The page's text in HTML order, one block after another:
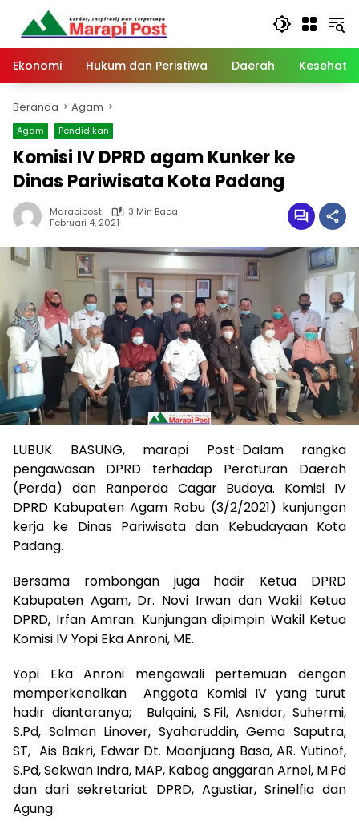
Langsung
konten
Ekonomi
Hukum dan Peristiwa Daerah
Beranda Agam
Agam Pendidikan
Komisi IV DPRD agam Kunker ke
Dinas Pariwisata Kota Padang
Marapipost
3 Min Baca
Februari 4, 2021
LUBUK BASUNG, marapi Post-Dalam rangka
pengawasan DPRD terhadap Peraturan Daerah
(Perda) dan Ranperda Cagar Budaya. Komisi IV
DPRD Kabupaten Agam Rabu (3/2/2021) kunjungan
kerja ke Dinas Pariwisata dan Kebudayaan Kota
Padang.
Bersama rombongan juga hadir Ketua DPRD
Kabupaten Agam, Dr. Novi Irwan dan Wakil Ketua
DPRD, Irfan Amran. Kunjungan dipimpin Wakil Ketua
Komisi IV Yopi Eka Anroni, ME.
Yopi Eka Anroni mengawali pertemuan dengan
memperkenalkan Anggota Komisi IV yang turut
hadir diantaranya; Bulqaini, S.Fil, Asnidar, Suhermi,
S.Pd, Salman Linover, Syaharuddin, Gema Saputra,
ST, Ais Bakri, Edwar Dt. Maanjuang Basa, AR. Yutinof,
S.Pd, Sekwan Indra, MAP, Kabag anggaran Arnel, M.Pd
dan dari sekretariat DPRD, Agustiar, Srinelfia dan
Agung.